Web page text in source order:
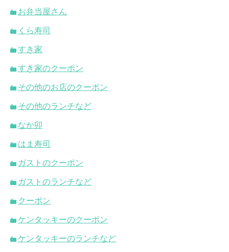
お弁当屋さん
くら寿司
すき家
すき家のクーポン
その他のお店のクーポン
その他のランチなど
なか卯
はま寿司
ガストのクーポン
ガストのランチなど
クーポン
ケンタッキーのクーポン
ケンタッキーのランチなど